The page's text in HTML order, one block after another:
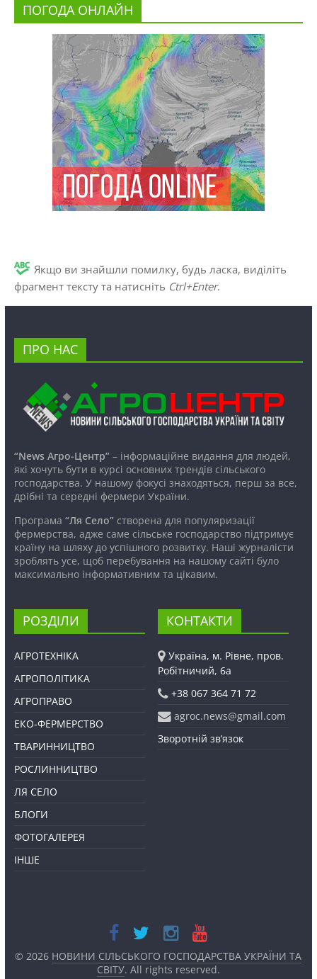
ПОГОДА ОНЛАЙН
Якщо ви знайшли помилку, будь ласка, виділіть
фрагмент тексту та натисніть Ctrl+Enter.
ПРО НАС
“News Агро-Центр”– інформаційне видання для людей,
які хочуть бути в курсі основних трендів сільського
господарства. У нашому фокусі знаходяться, перш за все,
дрібні та середні фермери України.
Програма “Ля Село”створена для популяризації
фермерства, адже саме сільське господарство підтримує
країну на шляху до успішного розвитку. Наші журналісти
зроблять усе, щоб перебування на нашому сайті було
максимально інформативним та цікавим.
РОЗДІЛИ
АГРОТЕХНІКА
АГРОПОЛІТИКА
АГРОПРАВО
ЕКО-ФЕРМЕРСТВО
ТВАРИННИЦТВО
РОСЛИННИЦТВО
ЛЯ СЕЛО
БЛОГИ
ФОТОГАЛЕРЕЯ
ІНШЕ
КОНТАКТИ
Україна, м. Рівне, пров.
Робітничий, 6а
+38 067 364 71 72
agroc.news@gmail.com
Зворотній зв’язок
© 2026 НОВИНИ СІЛЬСЬКОГО ГОСПОДАРСТВА УКРАЇНИ ТА
СВІТУ. All rights reserved.